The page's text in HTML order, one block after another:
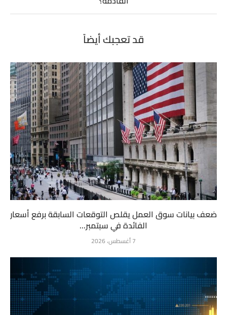
قد تعجبك أيضاً
ضعف بيانات سوق العمل يقلص التوقعات السابقة برفع أسعار
الفائدة في سبتمبر...
7 أغسطس، 2026